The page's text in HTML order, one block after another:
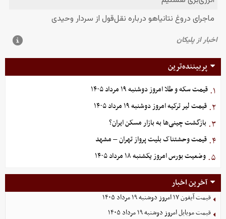
پربیننده‌ترین
۱. قیمت سکه و طلا امروز دوشنبه ۱۹ مرداد ۱۴۰۵
۲. قیمت لیر ترکیه امروز دوشنبه ۱۹ مرداد ۱۴۰۵
۳. بازگشت چینی‌ها به بازار مسکن ایران؟
۴. قیمت وحشتناک بلیت پرواز تهران – مشهد
۵. وضعیت بورس امروز یکشنبه ۱۸ مرداد ۱۴۰۵
آخرین اخبار
قیمت آیفون ۱۷ امروز دوشنبه ۱۹ مرداد ۱۴۰۵
قیمت موبایل‌ امروز دوشنبه ۱۹ مرداد ۱۴۰۵